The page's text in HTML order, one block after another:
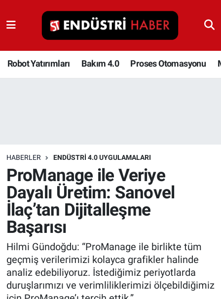
Robot Yatırımları Bakım 4.0 Proses Otomasyonu
HABERLER ENDÜSTRI 4.0 UYGULAMALARI
ProManage ile Veriye
Dayalı Üretim: Sanovel
İlaç’tan Dijitalleşme
Başarısı
Hilmi Gündoğdu: “ProManage ile birlikte tüm
geçmiş verilerimizi kolayca grafikler halinde
analiz edebiliyoruz. İstediğimiz periyotlarda
duruşlarımızı ve verimliliklerimizi ölçebildiğimiz
Robot Yatırımları
Bakım 4.0
Depolama Çözümleri
İnşaat ve Malzeme
HaberOrtak
EndüstriST
Enerjisini Üreten Fabrikalar
Endüstri 4.0 Uygulamaları